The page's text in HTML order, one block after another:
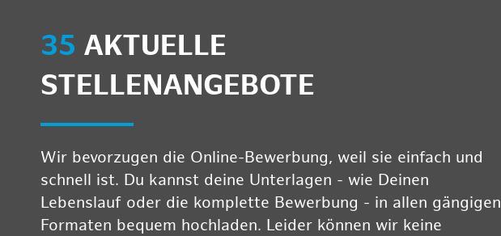
35 AKTUELLE
STELLENANGEBOTE
Wir bevorzugen die Online-Bewerbung, weil sie einfach und
schnell ist. Du kannst deine Unterlagen - wie Deinen
Lebenslauf oder die komplette Bewerbung - in allen gängigen
Formaten bequem hochladen. Leider können wir keine